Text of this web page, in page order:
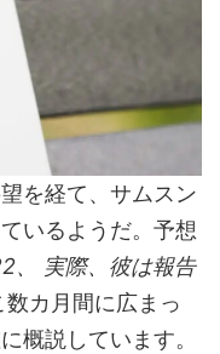
を経て、サムスン
いるようだ。予想
、 実際、彼は報告
カ月間に広まっ
概説しています。